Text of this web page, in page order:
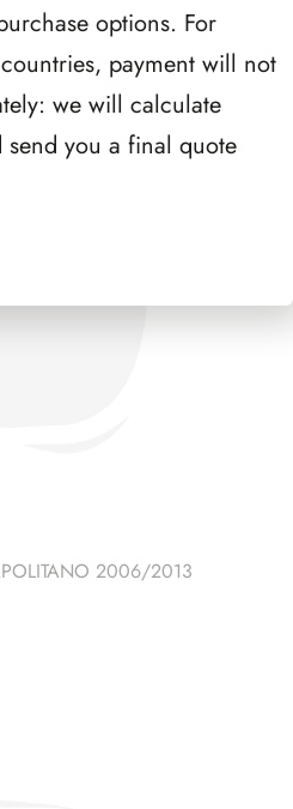
2006/2013
options. For
payment will not
we will calculate
you a final quote